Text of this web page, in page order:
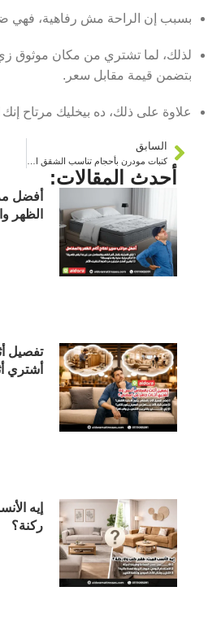
بسبب إن الراحة مش رفاهية، فهي
لذلك، لما تشتري من مكان موثوق
بتضمن قيمة مقابل سعر.
علاوة على ذلك، ده بيخليك مرتاح
السابق
أحدث المقالات:
أفضل
الظهر
تفصيل
أشتري
إيه
ركنة؟